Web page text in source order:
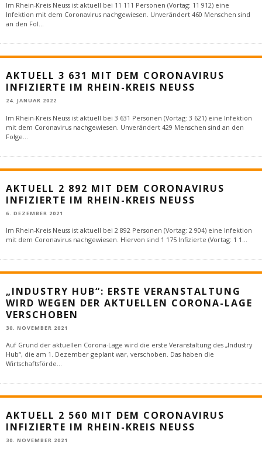
Im Rhein-Kreis Neuss ist aktuell bei 11 111 Personen (Vortag: 11 912) eine
Infektion mit dem Coronavirus nachgewiesen. Unverändert 460 Menschen sind
an den Fol...
AKTUELL 3 631 MIT DEM CORONAVIRUS
INFIZIERTE IM RHEIN-KREIS NEUSS
24. JANUAR 2022
Im Rhein-Kreis Neuss ist aktuell bei 3 631 Personen (Vortag: 3 621) eine Infektion
mit dem Coronavirus nachgewiesen. Unverändert 429 Menschen sind an den
Folge
AKTUELL 2 892 MIT DEM CORONAVIRUS
INFIZIERTE IM RHEIN-KREIS NEUSS
6. DEZEMBER 2021
Im Rhein-Kreis Neuss ist aktuell bei 2 892 Personen (Vortag: 2 904) eine Infektion
mit dem Coronavirus nachgewiesen. Hiervon sind 1 175 Infizierte (Vortag: 1 1
„INDUSTRY HUB“: ERSTE VERANSTALTUNG
WIRD WEGEN DER AKTUELLEN CORONA-LAGE
VERSCHOBEN
30. NOVEMBER 2021
Auf Grund der aktuellen Corona-Lage wird die erste Veranstaltung des „Industry
Hub“, die am 1. Dezember geplant war, verschoben. Das haben die
Wirtschaftsförde
AKTUELL 2 560 MIT DEM CORONAVIRUS
INFIZIERTE IM RHEIN-KREIS NEUSS
30. NOVEMBER 2021